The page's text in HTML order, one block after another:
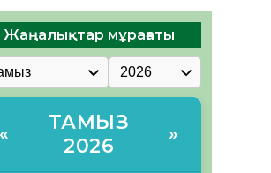
Жаңалықтар мұрағаты
«
ТАМЫЗ
2026
»